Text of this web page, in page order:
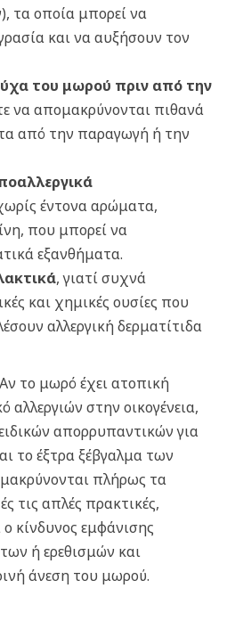
τα οποία μπορεί να
και να αυξήσουν τον
του μωρού πριν από την
να απομακρύνονται πιθανά
από την παραγωγή ή την
έντονα αρώματα,
που μπορεί να
εξανθήματα.
, γιατί συχνά
και χημικές ουσίες που
αλλεργική δερματίτιδα
Αν το μωρό έχει ατοπική
αλλεργιών στην οικογένεια,
απορρυπαντικών για
το έξτρα ξέβγαλμα των
πλήρως τα
τις απλές πρακτικές,
κίνδυνος εμφάνισης
ή ερεθισμών και
άνεση του μωρού.